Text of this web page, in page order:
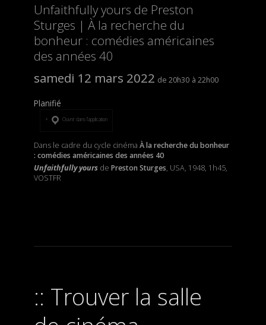
Unfaithfully yours de Preston
Sturges | À la recherche du
bonheur : comédies américaines
des années 40
samedi 12 mars 2022
20h30 22h00
Planifié
Ouvrir dans l’application
Dans le cadre du cycle cinéma À la recherche du bonheur
: comédies américaines des années 40
Unfaithfully yours de Preston Sturges, USA, 1948, 1h45,
VOSTFR
Trouver la salle